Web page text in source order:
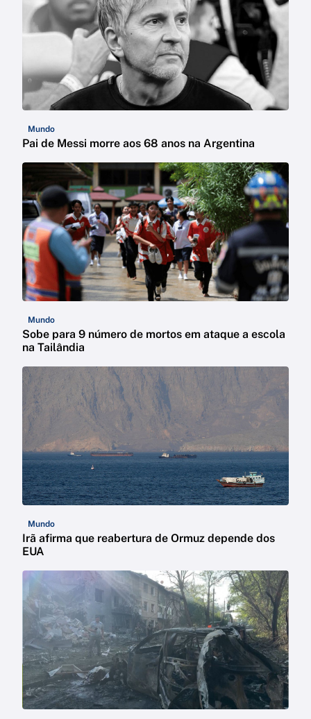
Mundo
Pai de Messi morre aos 68 anos na Argentina
Mundo
Sobe para 9 número de mortos em ataque a escola
na Tailândia
Mundo
Irã afirma que reabertura de Ormuz depende dos
EUA